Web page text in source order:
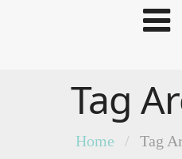
Tag
Home / Tag